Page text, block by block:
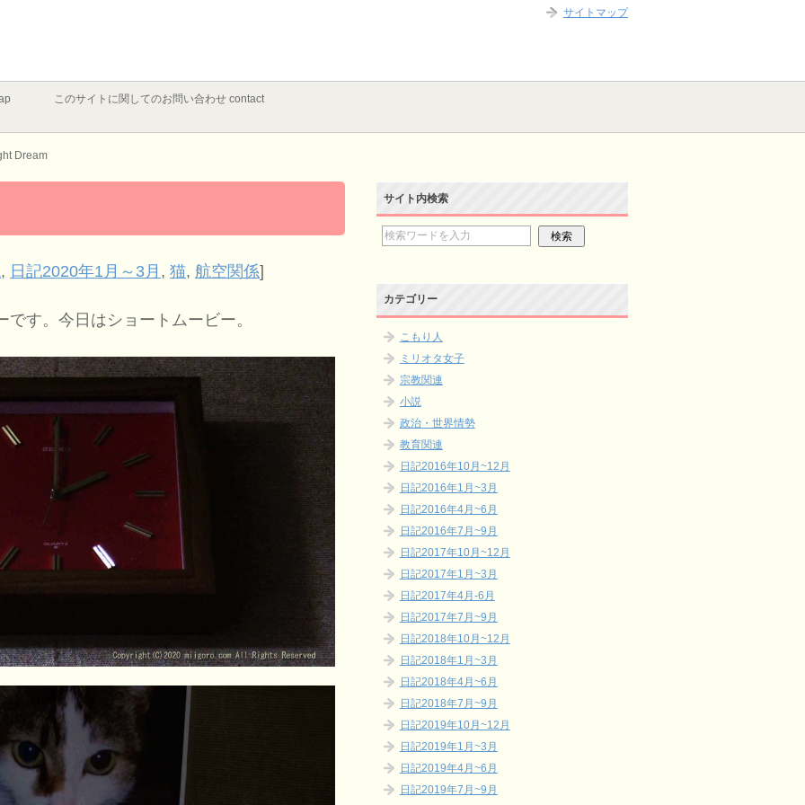
このサイトに関してのお問い合わせ contact
Dream
, 日記2020年1月～3月 , 猫, 航空関係]
す。今日はショートムービー。
サイト内検索
カテゴリー
こもり人
ミリオタ女子
宗教関連
小説
政治・世界情勢
教育関連
日記2016年10月~12月
日記2016年1月~3月
日記2016年4月~6月
日記2016年7月~9月
日記2017年10月~12月
日記2017年1月~3月
日記2017年4月-6月
日記2017年7月~9月
日記2018年10月~12月
日記2018年1月~3月
日記2018年4月~6月
日記2018年7月~9月
日記2019年10月~12月
日記2019年1月~3月
日記2019年4月~6月
日記2019年7月~9月
サイトマップ